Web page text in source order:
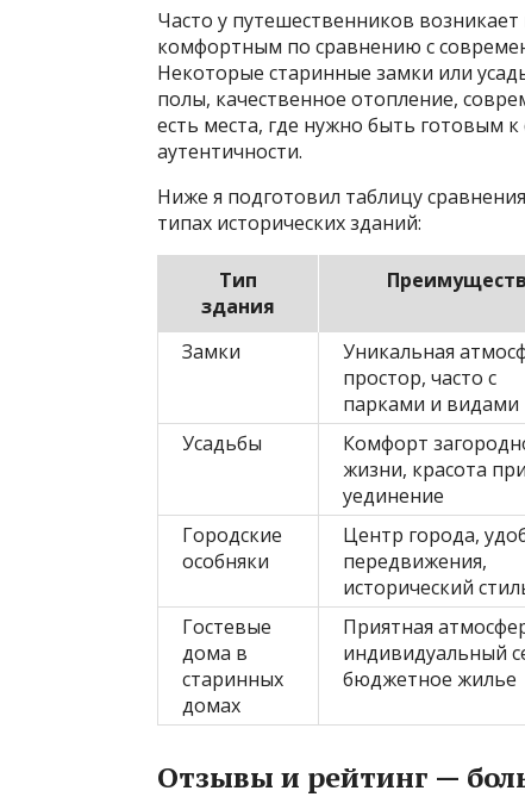
Часто у путешественников
комфортным по сравнению с
Некоторые старинные замки или
полы, качественное отопление,
есть места, где нужно быть готовым
аутентичности.
Ниже я подготовил таблицу
типах исторических зданий:
Тип
здания
Замки
Уникальная
простор, часто с
парками и видами
Усадьбы
Комфорт
жизни, красота
уединение
Городские
особняки
Центр города,
передвижения,
исторический
Гостевые
дома в
старинных
домах
Приятная
индивидуальный
бюджетное жилье
Отзывы и рейтинг —